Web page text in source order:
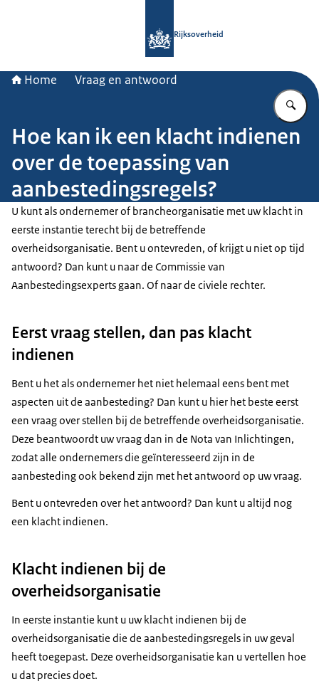
Rijksoverheid
Home Vraag en antwoord
Hoe kan ik een klacht indienen
over de toepassing van
aanbestedingsregels?
U kunt als ondernemer of brancheorganisatie met uw klacht in
eerste instantie terecht bij de betreffende
overheidsorganisatie. Bent u ontevreden, of krijgt u niet op tijd
antwoord? Dan kunt u naar de Commissie van
Aanbestedingsexperts gaan. Of naar de civiele rechter.
Eerst vraag stellen, dan pas klacht
indienen
Bent u het als ondernemer het niet helemaal eens bent met
aspecten uit de aanbesteding? Dan kunt u hier het beste eerst
een vraag over stellen bij de betreffende overheidsorganisatie.
Deze beantwoordt uw vraag dan in de Nota van Inlichtingen,
zodat alle ondernemers die geïnteresseerd zijn in de
aanbesteding ook bekend zijn met het antwoord op uw vraag.
Bent u ontevreden over het antwoord? Dan kunt u altijd nog
een klacht indienen.
Klacht indienen bij de
overheidsorganisatie
In eerste instantie kunt u uw klacht indienen bij de
overheidsorganisatie die de aanbestedingsregels in uw geval
heeft toegepast. Deze overheidsorganisatie kan u vertellen hoe
u dat precies doet.